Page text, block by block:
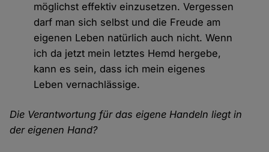
möglichst effektiv einzusetzen. Vergessen
darf man sich selbst und die Freude am
eigenen Leben natürlich auch nicht. Wenn
ich da jetzt mein letztes Hemd hergebe,
kann es sein, dass ich mein eigenes
Leben vernachlässige.
Die Verantwortung für das eigene Handeln liegt in
der eigenen Hand?